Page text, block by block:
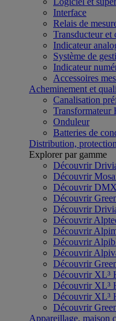
Interface
Relais de
Transducteur et
Indicateur
Système de
Indicateur
Accessoires
Acheminement et
Canalisation
Transformateur
Onduleur
Batteries de
Distribution,
Explorer par gamme
Découvrir
Découvrir
Découvrir
Découvrir
Découvrir
Découvrir
Découvrir
Découvrir
Découvrir
Découvrir
Découvrir XL³
Découvrir XL³
Découvrir XL³
Découvrir
Appareillage, maison